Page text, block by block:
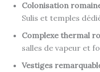
Colonisation
Sulis et temples
Complexe thermal
salles de vapeur et
Vestiges